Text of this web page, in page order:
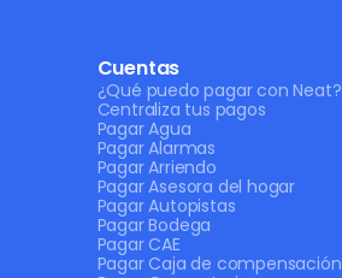
Cuentas
¿Qué puedo pagar con Neat?
Centraliza tus pagos
Pagar Agua
Pagar Alarmas
Pagar Arriendo
Pagar Asesora del hogar
Pagar Autopistas
Pagar Bodega
Pagar CAE
Pagar Caja de compensación